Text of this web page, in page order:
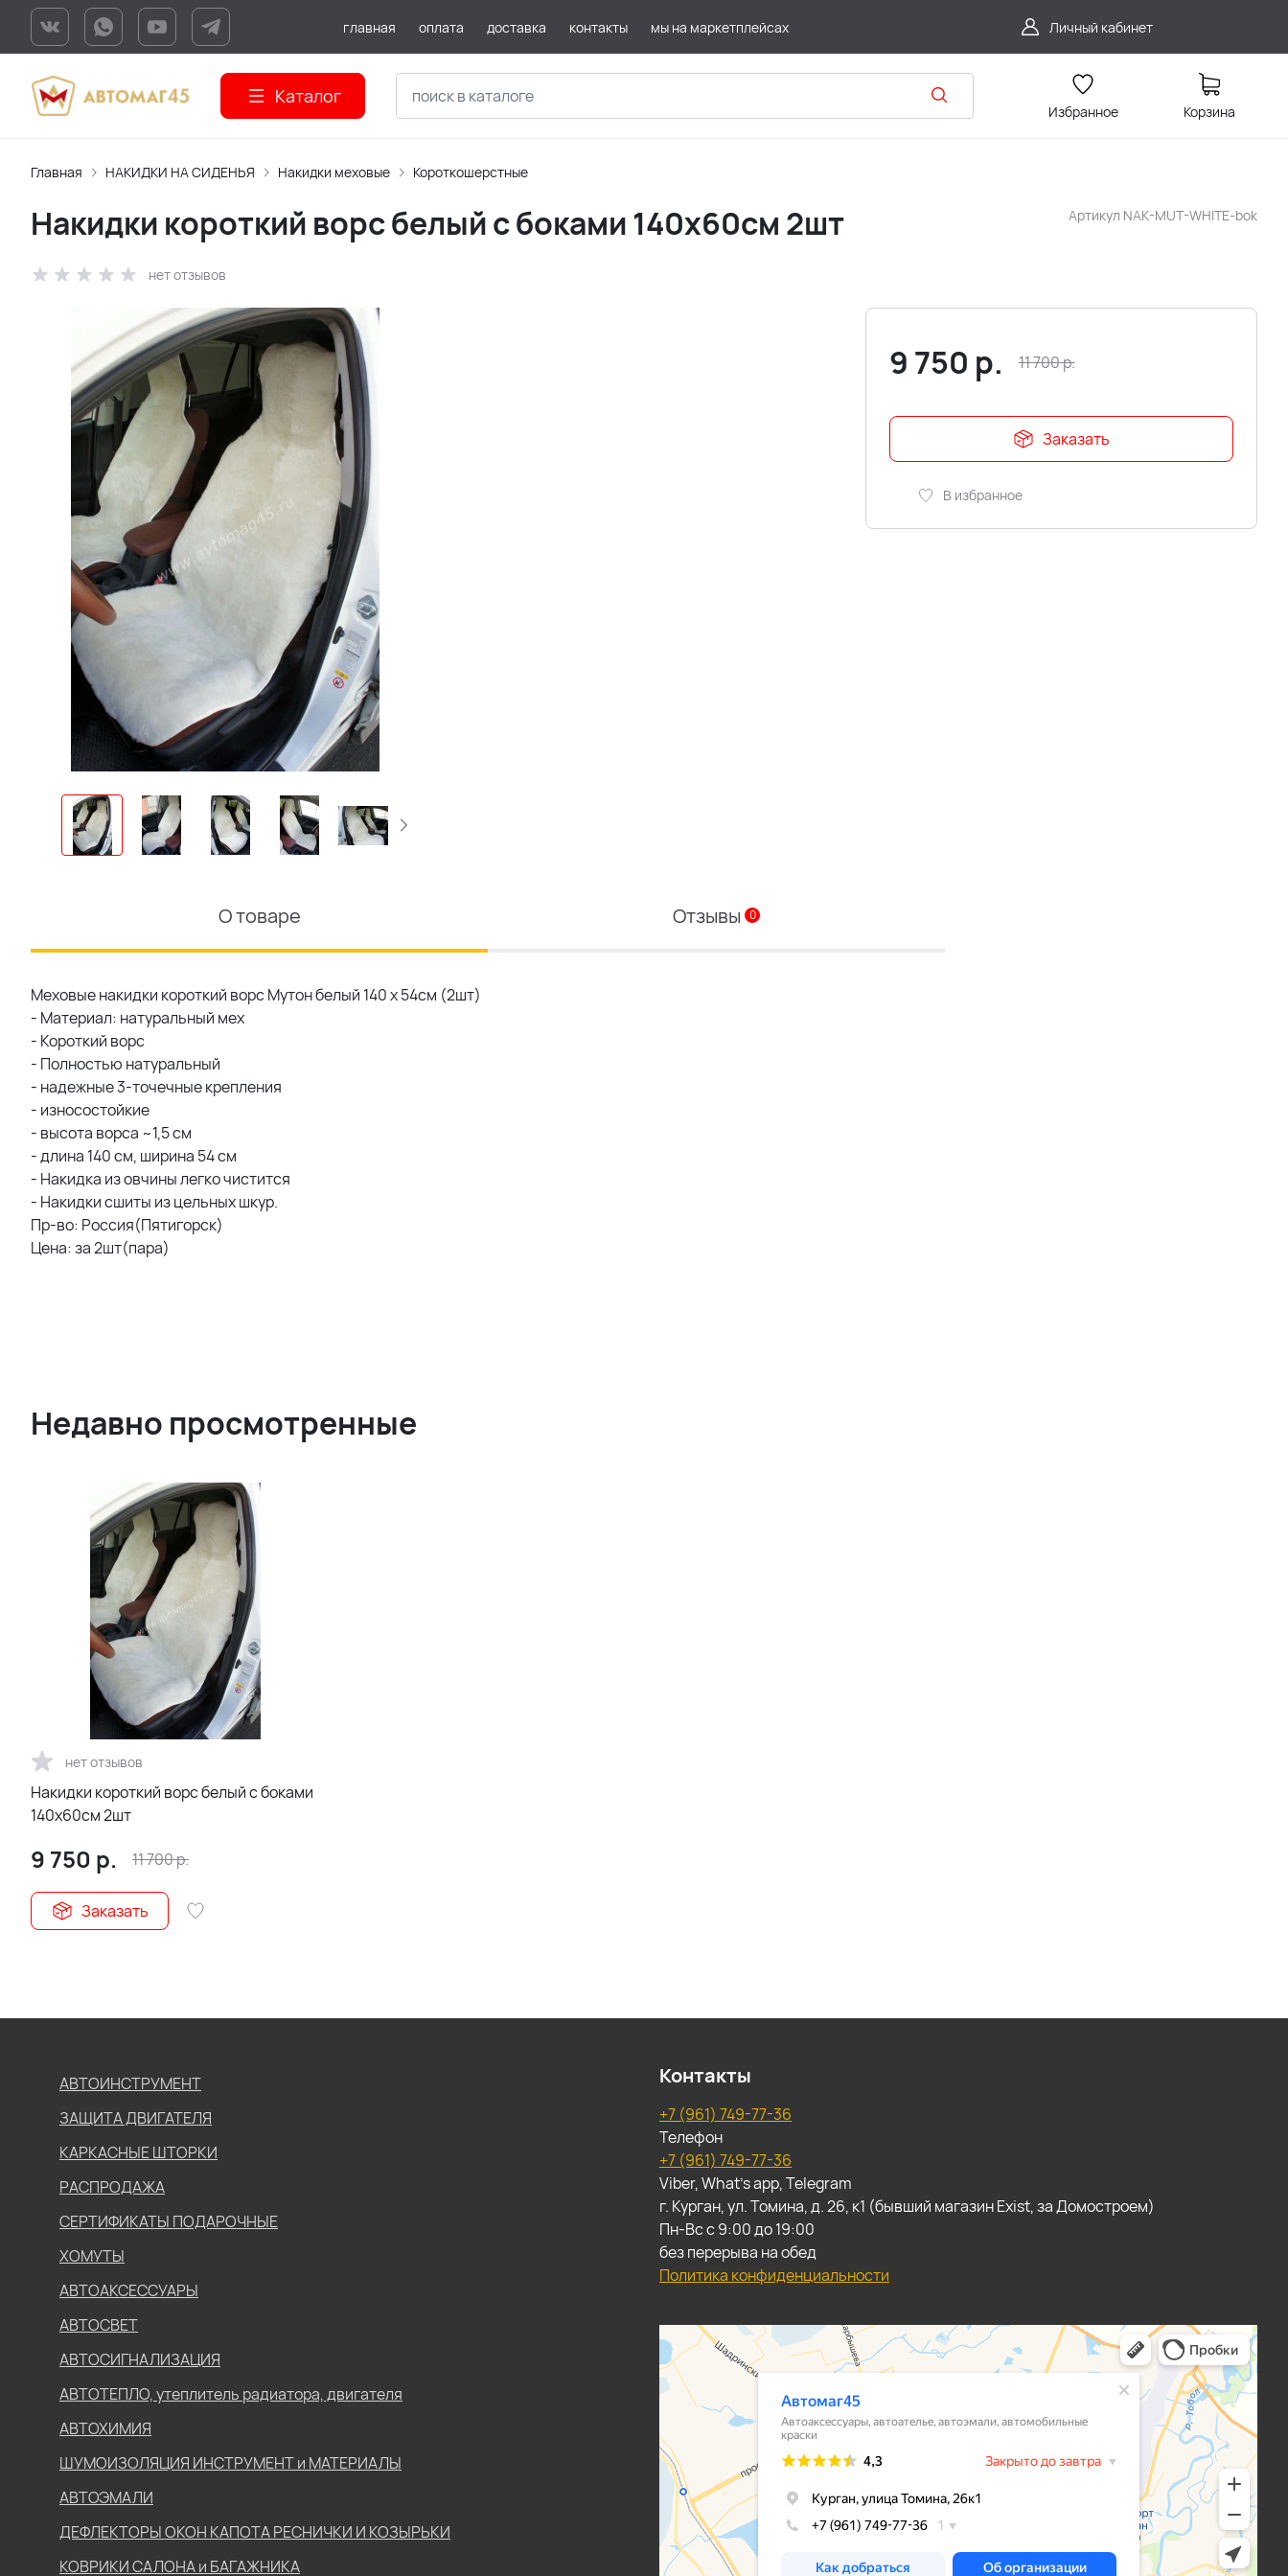
главная оплата доставка контакты мы на маркетплейсах Личный кабинет
Каталог
Избранное Корзина
Главная НАКИДКИ НА СИДЕНЬЯ Накидки меховые Короткошерстные
Артикул NAK-MUT-WHITE-bok
Накидки короткий ворс белый с боками 140х60см 2шт
нет отзывов
9 750 р. 11 700р.
Заказать
В избранное
О товаре Отзывы 0
Меховые накидки короткий ворс Мутон белый 140 x 54см (2шт)
- Материал: натуральный мех
- Короткий ворс
- Полностью натуральный
- надежные 3-точечные крепления
- износостойкие
- высота ворса ~1,5 см
- длина 140 см, ширина 54 см
- Накидка из овчины легко чистится
- Накидки сшиты из цельных шкур.
Пр-во: Россия(Пятигорск)
Цена: за 2шт(пара)
Недавно просмотренные
нет отзывов
Накидки короткий ворс белый с боками
140х60см 2шт
9 750 р. 11 700р.
Заказать
АВТОИНСТРУМЕНТ
ЗАЩИТА ДВИГАТЕЛЯ
КАРКАСНЫЕ ШТОРКИ
РАСПРОДАЖА
СЕРТИФИКАТЫ ПОДАРОЧНЫЕ
ХОМУТЫ
АВТОАКСЕССУАРЫ
АВТОСВЕТ
АВТОСИГНАЛИЗАЦИЯ
АВТОТЕПЛО, утеплитель радиатора, двигателя
АВТОХИМИЯ
ШУМОИЗОЛЯЦИЯ ИНСТРУМЕНТ и МАТЕРИАЛЫ
АВТОЭМАЛИ
ДЕФЛЕКТОРЫ ОКОН КАПОТА РЕСНИЧКИ И КОЗЫРЬКИ
КОВРИКИ САЛОНА и БАГАЖНИКА
Контакты
+7 (961) 749-77-36
Телефон
+7 (961) 749-77-36
Viber, What's app, Telegram
г. Курган, ул. Томина, д. 26, к1 (бывший магазин Exist, за Домостроем)
Пн-Вс с 9:00 до 19:00
без перерыва на обед
Политика конфиденциальности